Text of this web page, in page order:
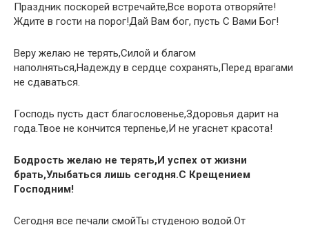
Праздник поскорей встречайте,Все ворота отворяйте!
Ждите в гости на порог!Дай Вам бог, пусть С Вами Бог!
Веру желаю не терять,Силой и благом
наполняться,Надежду в сердце сохранять,Перед врагами
не сдаваться.
Господь пусть даст благословенье,Здоровья дарит на
года.Твое не кончится терпенье,И не угаснет красота!
Бодрость желаю не терять,И успех от жизни
брать,Улыбаться лишь сегодня.С Крещением
Господним!
Сегодня все печали смойТы студеною водой.От